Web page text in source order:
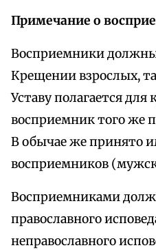
Примечание о
Восприемники
Крещении взрослых,
Уставу полагается
восприемник того же
В обычае же принято
восприемников
Восприемниками
православного
неправославного